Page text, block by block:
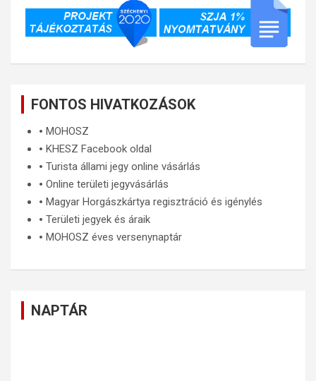
FONTOS HIVATKOZÁSOK
🞄 MOHOSZ
🞄 KHESZ Facebook oldal
🞄 Turista állami jegy online vásárlás
🞄 Online területi jegyvásárlás
🞄 Magyar Horgászkártya regisztráció és igénylés
🞄 Területi jegyek és áraik
🞄 MOHOSZ éves versenynaptár
NAPTÁR